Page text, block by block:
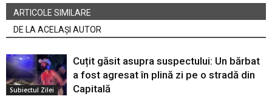
ARTICOLE SIMILARE
DE LA ACELAȘI AUTOR
Subiectul Zilei
Cuțit găsit asupra suspectului: Un bărbat
a fost agresat în plină zi pe o stradă din
Capitală